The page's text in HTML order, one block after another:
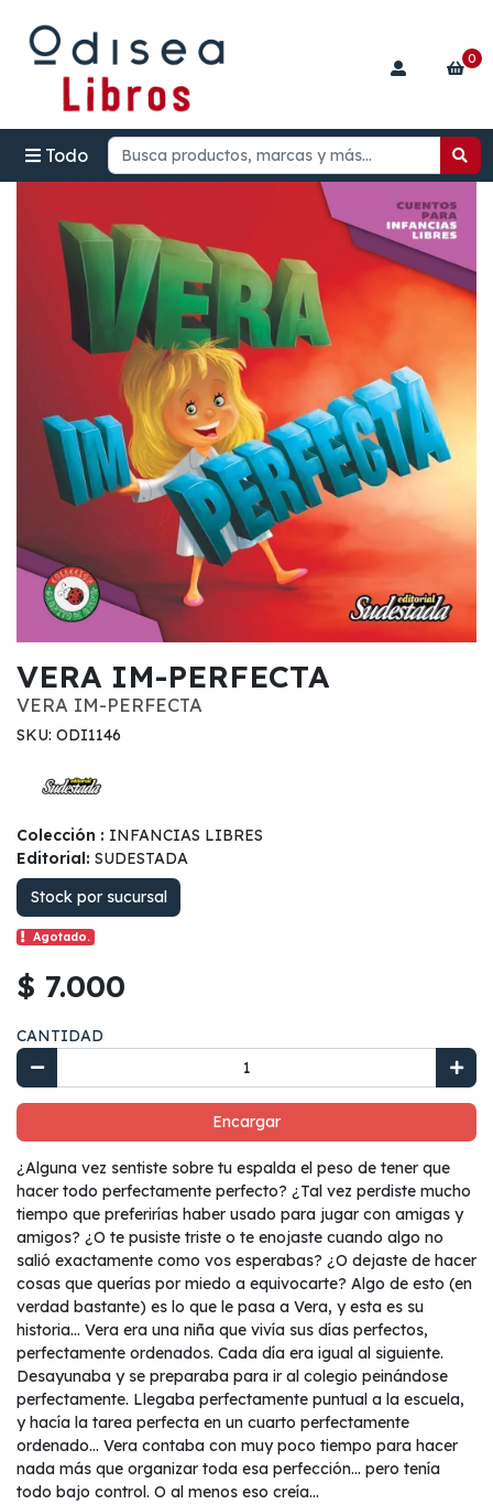
Todo
0
VERA IM-PERFECTA
VERA IM-PERFECTA
SKU: ODI1146
Colección : INFANCIAS LIBRES
Editorial: SUDESTADA
Stock por sucursal
Agotado.
$ 7.000
CANTIDAD
Encargar
¿Alguna vez sentiste sobre tu espalda el peso de tener que
hacer todo perfectamente perfecto? ¿Tal vez perdiste mucho
tiempo que preferirías haber usado para jugar con amigas y
amigos? ¿O te pusiste triste o te enojaste cuando algo no
salió exactamente como vos esperabas? ¿O dejaste de hacer
cosas que querías por miedo a equivocarte? Algo de esto (en
verdad bastante) es lo que le pasa a Vera, y esta es su
historia… Vera era una niña que vivía sus días perfectos,
perfectamente ordenados. Cada día era igual al siguiente.
Desayunaba y se preparaba para ir al colegio peinándose
perfectamente. Llegaba perfectamente puntual a la escuela,
y hacía la tarea perfecta en un cuarto perfectamente
ordenado… Vera contaba con muy poco tiempo para hacer
nada más que organizar toda esa perfección… pero tenía
todo bajo control. O al menos eso creía…